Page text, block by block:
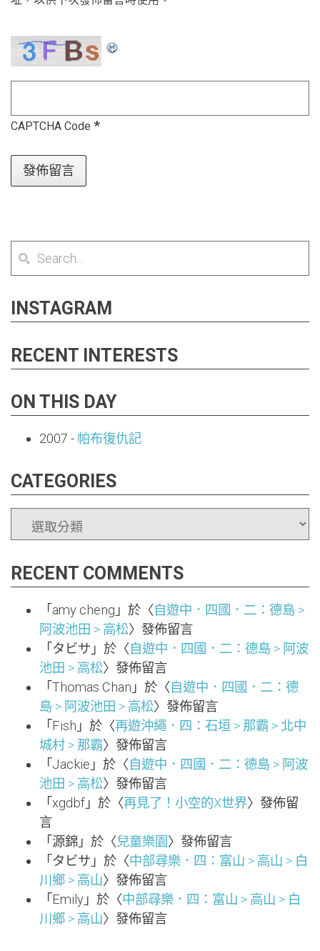
CAPTCHA Code *
INSTAGRAM
RECENT INTERESTS
ON THIS DAY
2007 - 帕布復仇記
CATEGORIES
RECENT COMMENTS
「amy cheng 」於〈自遊中．四國．二：德島 >
阿波池田 > 高松〉發佈留言
「タビサ 」於〈自遊中．四國．二：德島 > 阿波
池田 > 高松〉發佈留言
「Thomas Chan 」於〈自遊中．四國．二：德
島 > 阿波池田 > 高松〉發佈留言
「Fish 」於〈再遊沖繩．四：石垣 > 那霸 > 北中
城村 > 那霸〉發佈留言
「Jackie 」於〈自遊中．四國．二：德島 > 阿波
池田 > 高松〉發佈留言
「xgdbf 」於〈再見了！小空的X世界〉發佈留
言
「源錦 」於〈兒童樂園〉發佈留言
「タビサ 」於〈中部尋樂．四：富山 > 高山 > 白
川鄉 > 高山〉發佈留言
「Emily 」於〈中部尋樂．四：富山 > 高山 > 白
川鄉 > 高山〉發佈留言